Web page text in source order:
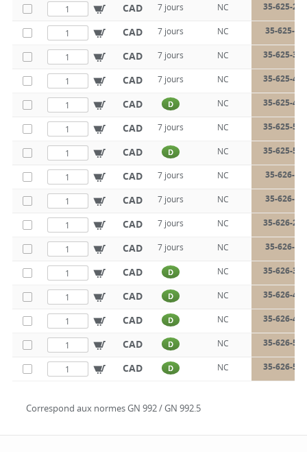
CAD 7 jours NC 35-625-25-
CAD 7 jours NC 35-625-
CAD 7 jours NC 35-625-30-
CAD 7 jours NC 35-625-40-
CAD D NC 35-625-40-
CAD 7 jours NC 35-625-50-
CAD D NC 35-625-50-
CAD 7 jours NC 35-626-
CAD 7 jours NC 35-626-
CAD 7 jours NC 35-626-25-
CAD 7 jours NC 35-626-
CAD D NC 35-626-30-
CAD D NC 35-626-40-
CAD D NC 35-626-40-
CAD D NC 35-626-50-
CAD D NC 35-626-50-
Correspond aux normes GN 992 / GN 992.5